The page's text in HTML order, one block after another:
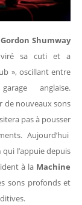
Gordon Shumway
viré sa cuti et a
», oscillant entre
anglaise.
de nouveaux sons
pas à pousser
Aujourd’hui
qui l’appuie depuis
à la Machine
sons profonds et